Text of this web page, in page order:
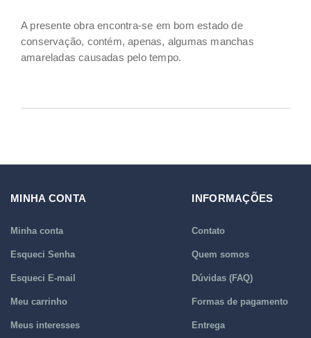
A presente obra encontra-se em bom estado de
conservação, contém, apenas, algumas manchas
amareladas causadas pelo tempo.
MINHA CONTA
Minha conta
Esqueci Senha
Esqueci E-mail
Meu carrinho
Meus interesses
INFORMAÇÕES
Contato
Quem somos
Dúvidas (FAQ)
Formas de pagamento
Entrega